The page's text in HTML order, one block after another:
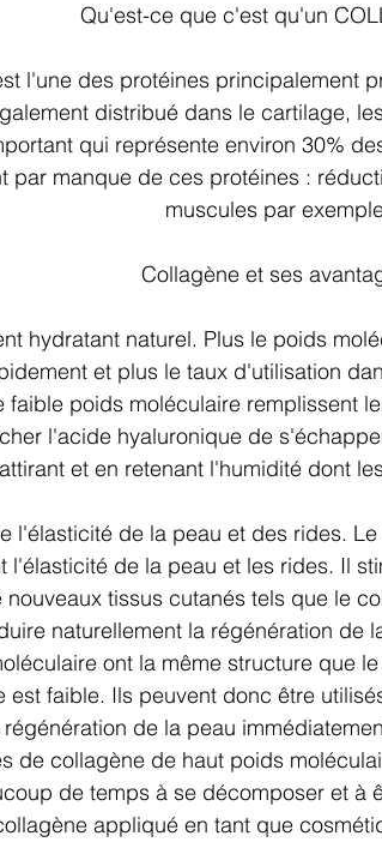
Qu'est-ce que c'est qu'un
l'une des protéines principalement
distribué dans le cartilage,
qui représente environ 30%
par manque de ces protéines :
muscules par
Collagène et ses
hydratant naturel. Plus le poids
et plus le taux d'utilisation
faible poids moléculaire remplissent
l'acide hyaluronique de
et en retenant l'humidité dont
l'élasticité de la peau et des rides.
l'élasticité de la peau et les rides. Il
nouveaux tissus cutanés tels que le
naturellement la régénération de
ont la même structure que
est faible. Ils peuvent donc être
de la peau
de collagène de haut poids
de temps à se décomposer et à
appliqué en tant que